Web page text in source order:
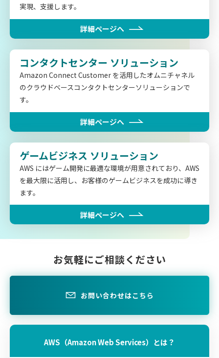
実現、支援します。
詳細ページへ
コンタクトセンター ソリューション
Amazon Connect Customer を活用したオムニチャネル
のクラウドベースコンタクトセンターソリューションで
す。
詳細ページへ
ゲームビジネス ソリューション
AWS にはゲーム開発に最適な環境が用意されており、AWS
を最大限に活用し、お客様のゲームビジネスを成功に導き
ます。
詳細ページへ
お気軽にご相談ください
お問い合わせはこちら
AWS（Amazon Web Services）とは？